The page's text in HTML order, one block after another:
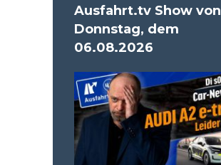
Ausfahrt.tv Show von
Donnstag, dem
06.08.2026